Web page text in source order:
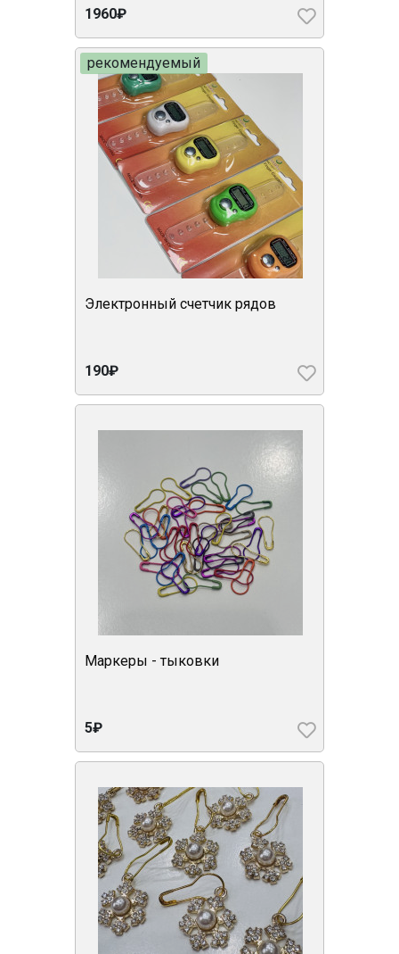
1960₽
Электронный счетчик рядов
190₽
рекомендуемый
Маркеры - тыковки
5₽